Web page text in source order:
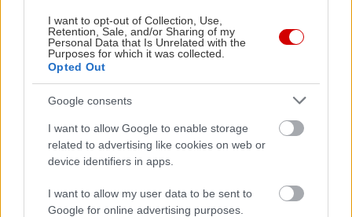
I want to opt-out of Collection, Use,
Retention, Sale, and/or Sharing of my
Personal Data that Is Unrelated with the
Purposes for which it was collected.
Opted Out
Google consents
I want to allow Google to enable storage
related to advertising like cookies on web or
device identifiers in apps.
I want to allow my user data to be sent to
Google for online advertising purposes.
Δείτε ακόμη